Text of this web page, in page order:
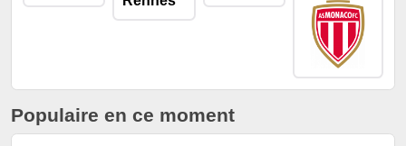
Populaire en ce moment